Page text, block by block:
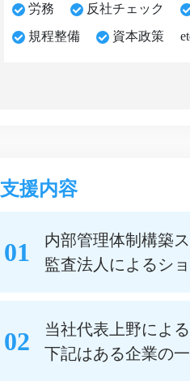
労務
反社チェック
規程整備
資本政策
支援内容
01
内部管理体制構築
監査法人によるシ
02
当社代表上野によ
下記はある企業の